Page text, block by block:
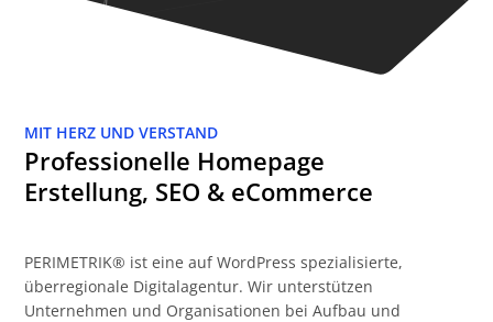
MIT HERZ UND VERSTAND
Professionelle Homepage
Erstellung, SEO & eCommerce
PERIMETRIK® ist eine auf WordPress spezialisierte,
überregionale Digitalagentur. Wir unterstützen
Unternehmen und Organisationen bei Aufbau und